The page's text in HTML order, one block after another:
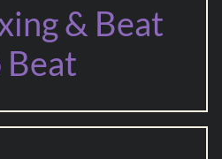
& Beat
Beat